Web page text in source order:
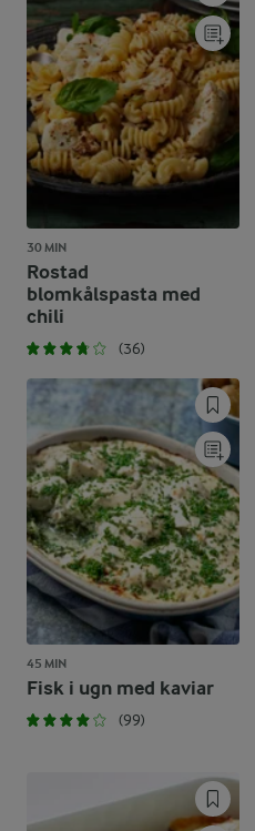
30 MIN
Rostad
blomkålspasta med
chili
(36)
45 MIN
Fisk i ugn med kaviar
(99)